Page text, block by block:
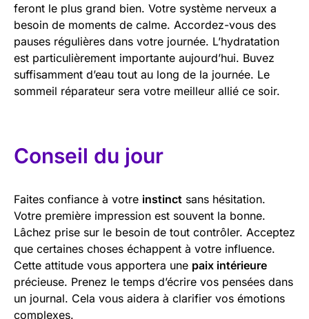
feront le plus grand bien. Votre système nerveux a
besoin de moments de calme. Accordez-vous des
pauses régulières dans votre journée. L’hydratation
est particulièrement importante aujourd’hui. Buvez
suffisamment d’eau tout au long de la journée. Le
sommeil réparateur sera votre meilleur allié ce soir.
Conseil du jour
Faites confiance à votre instinct sans hésitation.
Votre première impression est souvent la bonne.
Lâchez prise sur le besoin de tout contrôler. Acceptez
que certaines choses échappent à votre influence.
Cette attitude vous apportera une paix intérieure
précieuse. Prenez le temps d’écrire vos pensées dans
un journal. Cela vous aidera à clarifier vos émotions
complexes.